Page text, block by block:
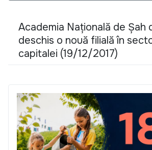
Academia Națională de Șah
deschis o nouă filială în
capitalei (19/12/2017)